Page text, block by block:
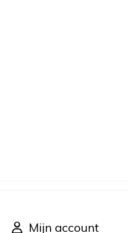
Mijn account